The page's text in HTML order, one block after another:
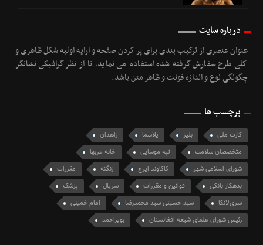
درباره سایت
عنوان عنصری از ترکیب بندی برای پر کردن صفحه و ارایه اولیه شکل ظاهری و
کلی طرح سفارش گرفته شده استفاده می نماید، تا از نظر گرافیکی نشانگر
چگونگی نوع و اندازه فونت و ظاهر متن باشد.
برچسب ها
کارت ملی بلیز پلاسما
زاهدان
متخصصان سلامت
تپه موسایی
خانه عربها
شورای اسلامی شهر
کاکاوند ایرج زنگنه
مقررات
بدهکار بانکی
قوانين و مقررات سریال
پزشک
سری‌لانکا
سید حسینی سید محمدرضا
امام خمینی
رئیس شورای علمای شیعه افغانستان
بویراحمد